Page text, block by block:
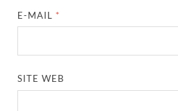
E-MAIL *
SITE WEB